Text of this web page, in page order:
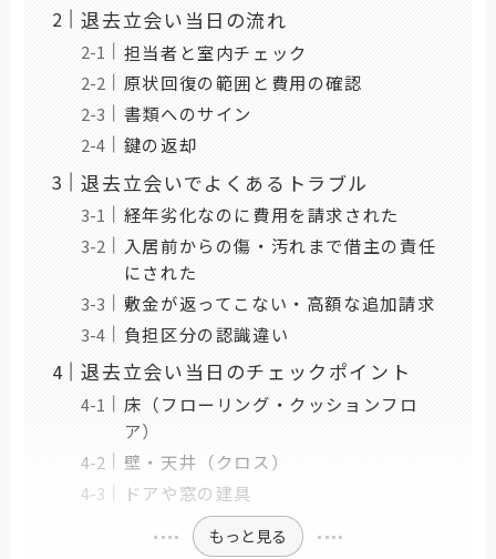
退去立会い当日の流れ
担当者と室内チェック
原状回復の範囲と費用の確認
書類へのサイン
鍵の返却
退去立会いでよくあるトラブル
経年劣化なのに費用を請求された
入居前からの傷・汚れまで借主の責任
にされた
敷金が返ってこない・高額な追加請求
負担区分の認識違い
退去立会い当日のチェックポイント
床（フローリング・クッションフロ
ア）
壁・天井（クロス）
ドアや窓の建具
もっと見る